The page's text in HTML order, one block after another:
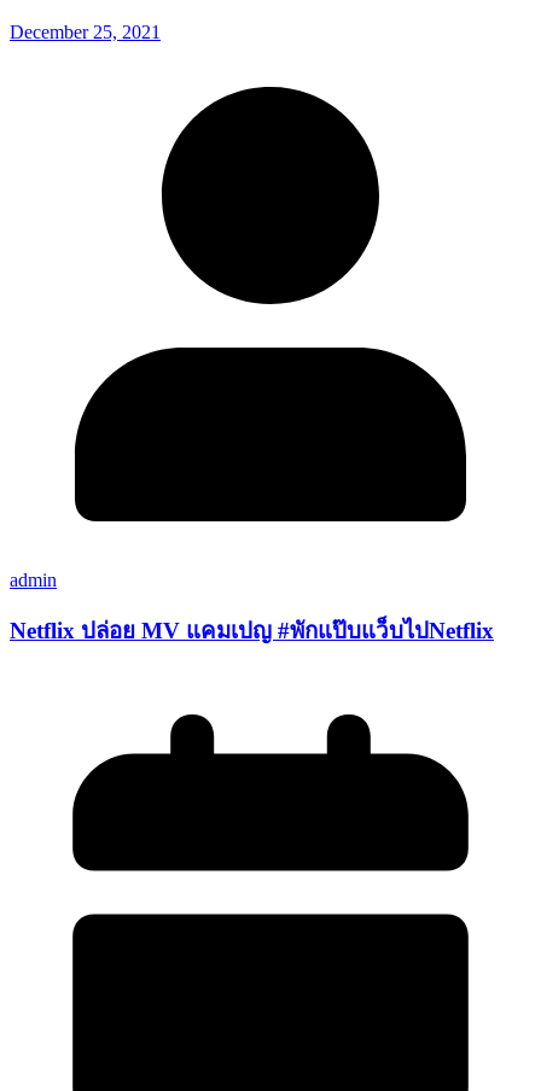
December 25, 2021
admin
Netflix ปล่อย MV แคมเปญ #พักแป๊บแว็บไปNetflix